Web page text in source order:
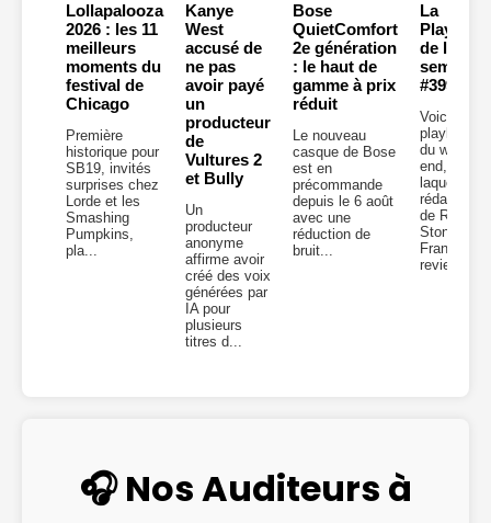
Lollapalooza
2026 : les 11
meilleurs
moments du
festival de
Chicago
Première
historique pour
SB19, invités
surprises chez
Lorde et les
Smashing
Pumpkins,
pla...
Kanye
West
accusé de
ne pas
avoir payé
un
producteur
de
Vultures 2
et Bully
Un
producteur
anonyme
affirme avoir
créé des voix
générées par
IA pour
plusieurs
titres d...
Bose
QuietComfort
2e génération
: le haut de
gamme à prix
réduit
Le nouveau
casque de Bose
est en
précommande
depuis le 6 août
avec une
réduction de
bruit...
La
Playlist
de la
semaine
#399
Voici la
playlist
du week-
end, dans
laquelle la
rédaction
de Rolling
Stone
France
revient...
🎧 Nos Auditeurs à